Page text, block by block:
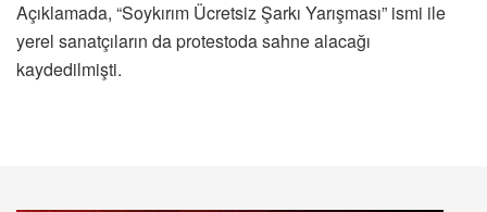
Açıklamada, “Soykırım Ücretsiz Şarkı Yarışması” ismi ile
yerel sanatçıların da protestoda sahne alacağı
kaydedilmişti.